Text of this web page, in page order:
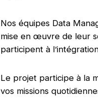
Nos équipes Data
mise en œuvre de leur
participent à
Le projet participe à la
vos missions